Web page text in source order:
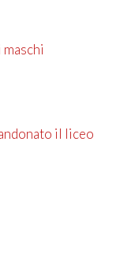
il liceo